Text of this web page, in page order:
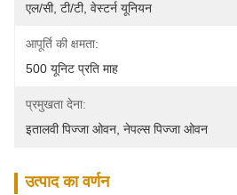
एल/सी, टी/टी, वेस्टर्न यूनियन
आपूर्ति की क्षमता:
500 यूनिट प्रति माह
प्रमुखता देना:
इतालवी पिज्जा ओवन नेपल्स पिज्जा ओवन
उत्पाद का वर्णन